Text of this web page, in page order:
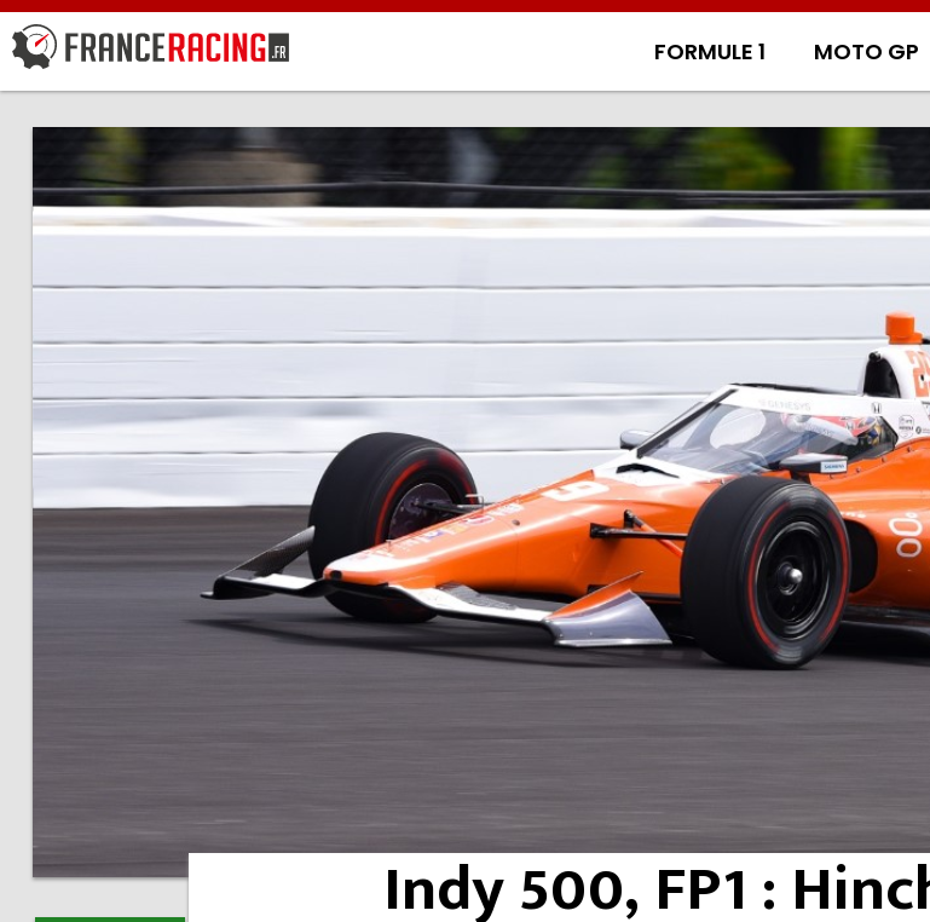
FORMULE 1 MOTO GP
Indy 500, FP1 :